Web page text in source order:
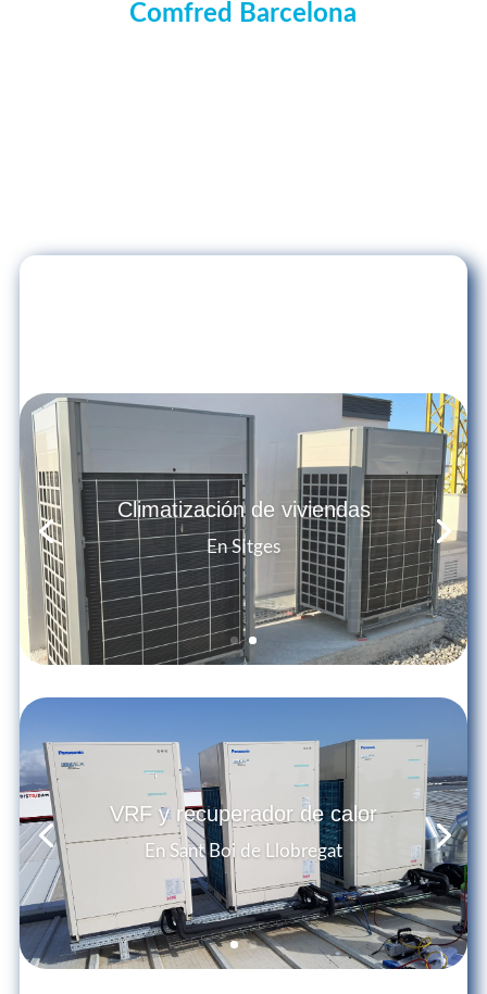
Comfred Barcelona
Climatización de viviendas
En Sitges
VRF y recuperador de calor
En Sant Boi de Llobregat